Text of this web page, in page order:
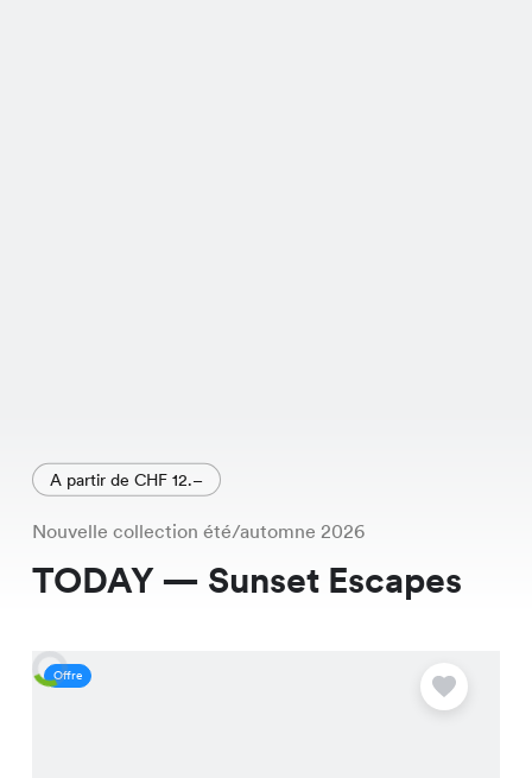
A partir de CHF 12.–
Nouvelle collection été/automne 2026
TODAY — Sunset Escapes
Offre